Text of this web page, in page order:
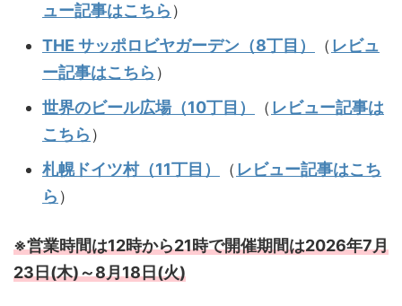
ュー記事はこちら ）
THE サッポロビヤガーデン（8丁目）
（ レビュ
ー記事はこちら ）
世界のビール広場（10丁目）
（ レビュー記事は
こちら ）
札幌ドイツ村（11丁目）
（ レビュー記事はこち
ら ）
※営業時間は12時から21時で開催期間は2026年7月
23日(木)～8月18日(火)